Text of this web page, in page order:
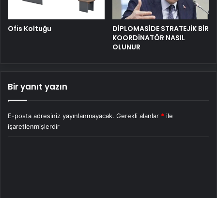
Ofis Koltuğu
DİPLOMASİDE STRATEJİK BİR
KOORDİNATÖR NASIL
OLUNUR
Bir yanıt yazın
E-posta adresiniz yayınlanmayacak. Gerekli alanlar * ile
işaretlenmişlerdir